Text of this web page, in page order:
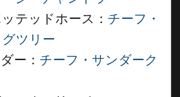
テッドホース： チーフ・
ツリー
ー： チーフ・サンダーク